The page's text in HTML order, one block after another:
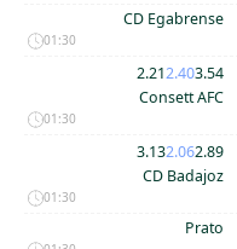
CD Egabrense
01:30
2.212.403.54
Consett AFC
01:30
3.132.062.89
CD Badajoz
01:30
Prato